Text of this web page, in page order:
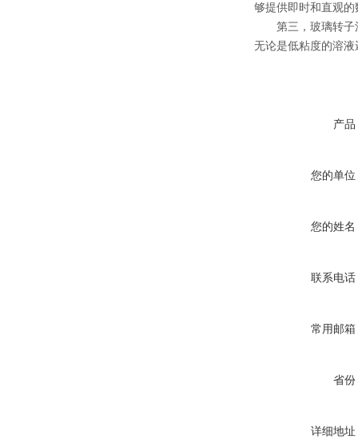
够提供即时和直观
第三，玻璃转子流
无论是低粘度的溶
产品
您的单位
您的姓名
联系电话
常用邮箱
省份
详细地址